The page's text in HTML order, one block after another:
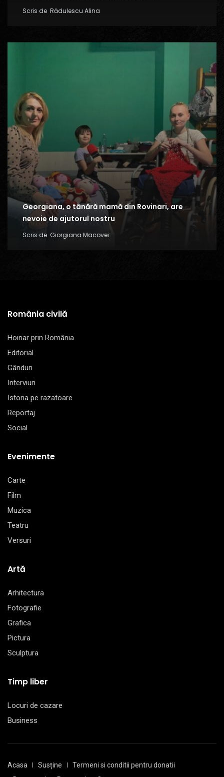
Scris de Rădulescu Alina
Georgiana, o tânără mamă din Rovinari, are
nevoie de ajutorul nostru
Scris de Giorgiana Macovei
România civilă
Hoinar prin România
Editorial
Gânduri
Interviuri
Istoria pe razatoare
Reportaj
Social
Evenimente
Carte
Film
Muzica
Teatru
Versuri
Artă
Arhitectura
Fotografie
Grafica
Pictura
Sculptura
Timp liber
Locuri de cazare
Business
Acasa Susține
Termeni si conditii pentru donatii